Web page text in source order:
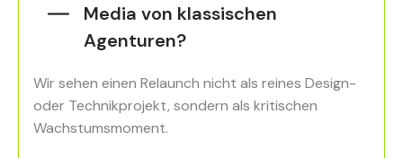
Media von klassischen
Agenturen?
Wir sehen einen Relaunch nicht als reines Design-
oder Technikprojekt, sondern als kritischen
Wachstumsmoment.